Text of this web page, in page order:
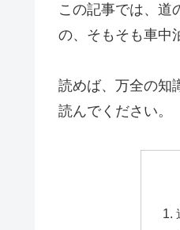
この記事では、道
の、そもそも車中
読めば、万全の知
読んでください。